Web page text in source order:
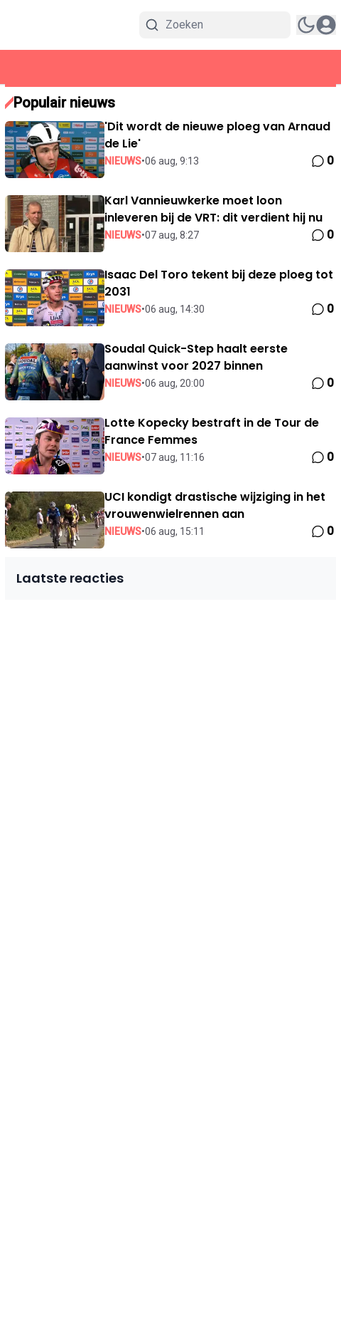
Populair nieuws
'Dit wordt de nieuwe ploeg van Arnaud
de Lie'
NIEUWS•06 aug, 9:13 0
Karl Vannieuwkerke moet loon
inleveren bij de VRT: dit verdient hij nu
NIEUWS•07 aug, 8:27 0
Isaac Del Toro tekent bij deze ploeg tot
2031
NIEUWS•06 aug, 14:30 0
Soudal Quick-Step haalt eerste
aanwinst voor 2027 binnen
NIEUWS•06 aug, 20:00 0
Lotte Kopecky bestraft in de Tour de
France Femmes
NIEUWS•07 aug, 11:16 0
UCI kondigt drastische wijziging in het
vrouwenwielrennen aan
NIEUWS•06 aug, 15:11 0
Laatste reacties